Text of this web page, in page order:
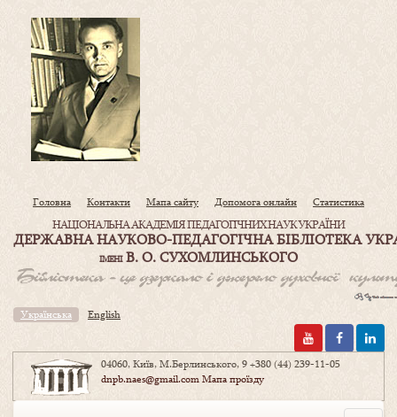
Головна Контакти Мапа сайту Допомога онлайн Статистика
НАЦІОНАЛЬНА АКАДЕМІЯ ПЕДАГОГІЧНИХ НАУК УКРАЇНИ
ДЕРЖАВНА НАУКОВО-ПЕДАГОГІЧНА БІБЛІОТЕКА
ІМЕНІВ. О. СУХОМЛИНСЬКОГО
Українська English
04060, Київ, М.Берлинського, 9+380 (44) 239-11-05
dnpb.naes@gmail.comМапа проїзду